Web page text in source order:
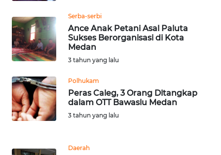
Serba-serbi
Ance Anak Petani Asal Paluta
Sukses Berorganisasi di Kota
Medan
3 tahun yang lalu
Polhukam
Peras Caleg, 3 Orang Ditangkap
dalam OTT Bawaslu Medan
3 tahun yang lalu
Daerah
WN
DEPOK
WN
UTARA
WN
SAMOSIR
PADANG